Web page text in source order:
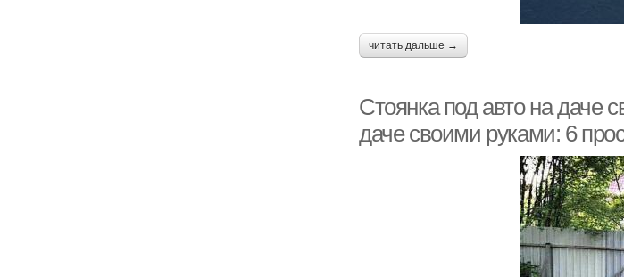
читать дальше →
Стоянка под авто на даче
даче своими руками: 6